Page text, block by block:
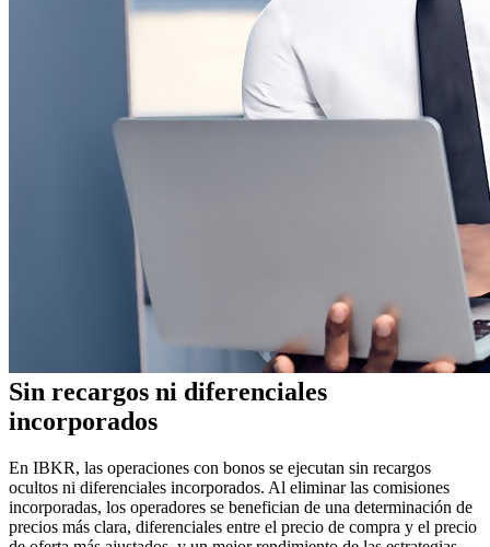
Sin recargos ni diferenciales
incorporados
En IBKR, las operaciones con bonos se ejecutan sin recargos
ocultos ni diferenciales incorporados. Al eliminar las comisiones
incorporadas, los operadores se benefician de una determinación de
precios más clara, diferenciales entre el precio de compra y el precio